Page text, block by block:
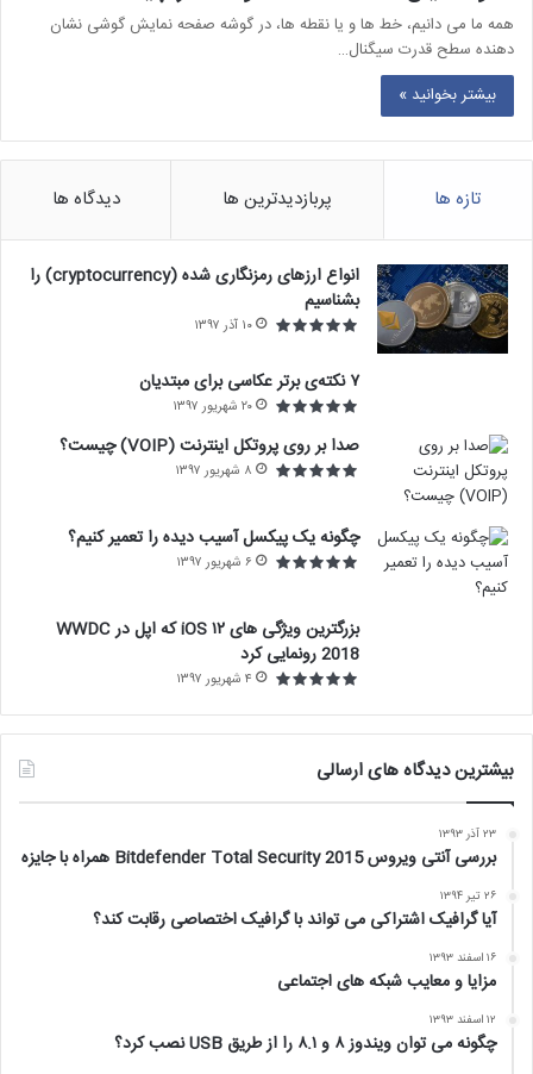
همه ما می دانیم، خط ها و یا نقطه ها، در گوشه صفحه نمایش گوشی نشان
دهنده سطح قدرت سیگنال…
بیشتر بخوانید »
تازه ها پربازدیدترین ها دیدگاه ها
انواع ارزهای رمزنگاری شده (cryptocurrency) را
بشناسیم
۱۰ آذر ۱۳۹۷
۷ نکته‌ی برتر عکاسی برای مبتديان
۲۰ شهریور ۱۳۹۷
صدا بر روی پروتکل اینترنت (VOIP) چیست؟
۸ شهریور ۱۳۹۷
چگونه یک پیکسل آسیب دیده را تعمیر کنیم؟
۶ شهریور ۱۳۹۷
بزرگترین ویژگی های ۱۲ iOS که اپل در WWDC
2018 رونمایی کرد
۴ شهریور ۱۳۹۷
بیشترین دیدگاه های ارسالی
۲۳ آذر ۱۳۹۳
بررسی آنتی ویروس Bitdefender Total Security 2015 همراه با جایزه
۲۶ تیر ۱۳۹۴
آیا گرافیک اشتراکی می تواند با گرافیک اختصاصی رقابت کند؟
۱۶ اسفند ۱۳۹۳
مزایا و معایب شبکه های اجتماعی
۱۲ اسفند ۱۳۹۳
چگونه می توان ویندوز ۸ و ۸.۱ را از طریق USB نصب کرد؟